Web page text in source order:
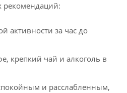
рекомендаций:
активности за час до
крепкий чай и алкоголь в
и расслабленным,